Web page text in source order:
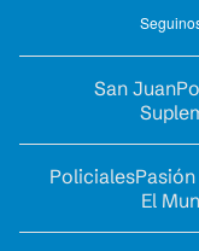
San Juan
Policiales
El